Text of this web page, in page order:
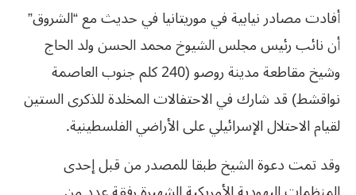
أفادت مصادر نيابية في موريتانيا في حديث مع “الشروق”
أن نائب رئيس مجلس الشيوخ محمد الحسن ولد الحاج
وشيخ مقاطعة مدينة روصو (240 كلم جنوب العاصمة
نواقشط) قد شارك في الاحتفالات المخلدة للذكرى الستين
لقيام الاحتلال الإسرائيلي على الأراضي الفلسطينية.
وقدتمتدعوةالشيخطبقاللمصدرمنقبلإحدى